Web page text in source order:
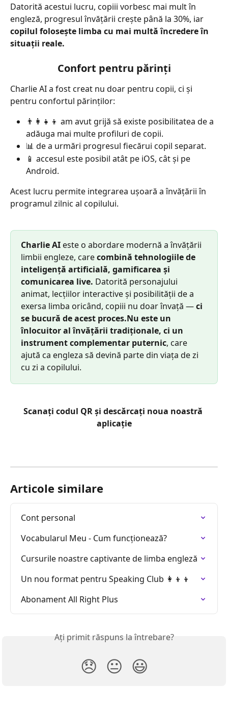
Datorită acestui lucru, copiii vorbesc mai mult în
engleză, progresul învățării crește până la 30%, iar
copilul folosește limba cu mai multă încredere în
situații reale.
Confort pentru părinți
Charlie AI a fost creat nu doar pentru copii, ci și
pentru confortul părinților:
👨‍👩‍👧‍👦 am avut grijă să existe posibilitatea de a
adăuga mai multe profiluri de copii.
📊 de a urmări progresul fiecărui copil separat.
📱 accesul este posibil atât pe iOS, cât și pe
Android.
Acest lucru permite integrarea ușoară a învățării în
programul zilnic al copilului.
Charlie AI este o abordare modernă a învățării
limbii engleze, care combină tehnologiile de
inteligență artificială, gamificarea și
comunicarea live. Datorită personajului
animat, lecțiilor interactive și posibilității de a
exersa limba oricând, copiii nu doar învață — ci
se bucură de acest proces.Nu este un
înlocuitor al învățării tradiționale, ci un
instrument complementar puternic, care
ajută ca engleza să devină parte din viața de zi
cu zi a copilului.
Scanați codul QR și descărcați noua noastră
aplicație
Articole similare
Cont personal
Vocabularul Meu - Cum funcționează?
Cursurile noastre captivante de limba engleză
Un nou format pentru Speaking Club 👩‍👦‍👦
Abonament All Right Plus
Ați primit răspuns la întrebare?
😞 😐 😃